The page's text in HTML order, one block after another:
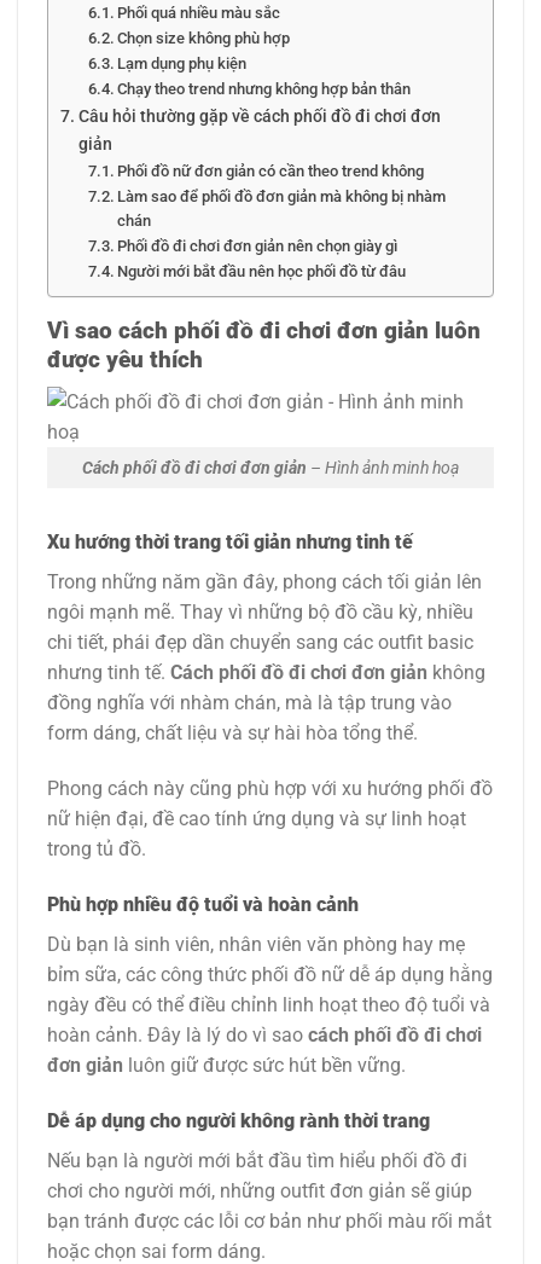
Phối quá nhiều màu sắc
Chọn size không phù hợp
Lạm dụng phụ kiện
Chạy theo trend nhưng không hợp bản thân
Câu hỏi thường gặp về cách phối đồ đi chơi đơn
giản
Phối đồ nữ đơn giản có cần theo trend không
Làm sao để phối đồ đơn giản mà không bị nhàm
chán
Phối đồ đi chơi đơn giản nên chọn giày gì
Người mới bắt đầu nên học phối đồ từ đâu
Vì sao cách phối đồ đi chơi đơn giản luôn
được yêu thích
Cách phối đồ đi chơi đơn giản – Hình ảnh minh hoạ
Xu hướng thời trang tối giản nhưng tinh tế
Trong những năm gần đây, phong cách tối giản lên
ngôi mạnh mẽ. Thay vì những bộ đồ cầu kỳ, nhiều
chi tiết, phái đẹp dần chuyển sang các outfit basic
nhưng tinh tế. Cách phối đồ đi chơi đơn giản không
đồng nghĩa với nhàm chán, mà là tập trung vào
form dáng, chất liệu và sự hài hòa tổng thể.
Phong cách này cũng phù hợp với xu hướng phối đồ
nữ hiện đại, đề cao tính ứng dụng và sự linh hoạt
trong tủ đồ.
Phù hợp nhiều độ tuổi và hoàn cảnh
Dù bạn là sinh viên, nhân viên văn phòng hay mẹ
bỉm sữa, các công thức phối đồ nữ dễ áp dụng hằng
ngày đều có thể điều chỉnh linh hoạt theo độ tuổi và
hoàn cảnh. Đây là lý do vì sao cách phối đồ đi chơi
đơn giản luôn giữ được sức hút bền vững.
Dễ áp dụng cho người không rành thời trang
Nếu bạn là người mới bắt đầu tìm hiểu phối đồ đi
chơi cho người mới, những outfit đơn giản sẽ giúp
bạn tránh được các lỗi cơ bản như phối màu rối mắt
hoặc chọn sai form dáng.